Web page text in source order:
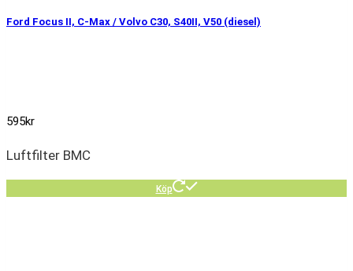
Ford Focus II, C-Max / Volvo C30, S40II, V50 (diesel)
595kr
Luftfilter BMC
Köp